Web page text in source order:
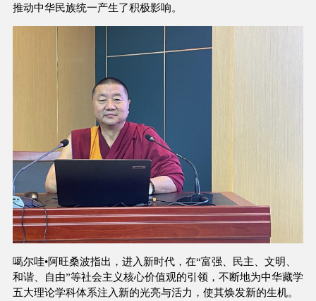
推动中华民族统一产生了积极影响。
噶尔哇•阿旺桑波指出，进入新时代，在“富强、民主、文明、
和谐、自由”等社会主义核心价值观的引领，不断地为中华藏学
五大理论学科体系注入新的光亮与活力，使其焕发新的生机。